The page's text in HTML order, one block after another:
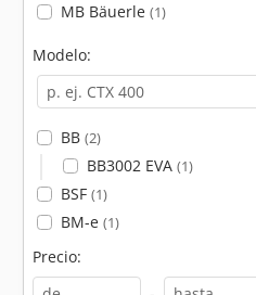
MB Bäuerle (1)
Modelo:
BB (2)
BB3002 EVA (1)
BSF (1)
BM-e (1)
Precio: